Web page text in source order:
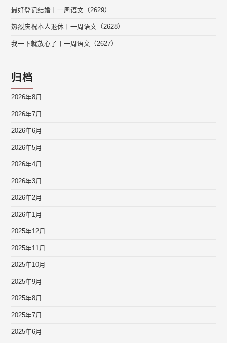
最好登记结婚丨一周语文（2629）
热烈庆祝本人退休丨一周语文（2628）
我一下就放心了丨一周语文（2627）
归档
2026年8月
2026年7月
2026年6月
2026年5月
2026年4月
2026年3月
2026年2月
2026年1月
2025年12月
2025年11月
2025年10月
2025年9月
2025年8月
2025年7月
2025年6月